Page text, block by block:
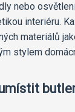
nebo
interiéru.
materiálů
stylem